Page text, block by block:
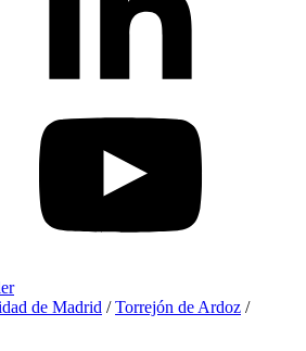
de Madrid /Torrejón de Ardoz /